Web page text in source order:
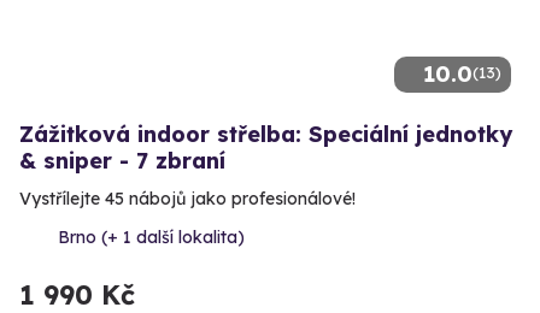
10.0(13)
Zážitková indoor střelba: Speciální jednotky
& sniper - 7 zbraní
Vystřílejte 45 nábojů jako profesionálové!
Brno (+ 1 další lokalita)
1 990 Kč